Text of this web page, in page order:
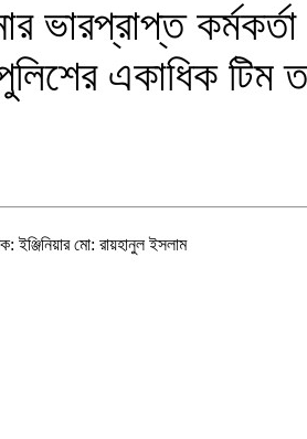
ভারপ্রাপ্ত
একাধিক
ইঞ্জিনিয়ার মো: রায়হানুল ইসলাম